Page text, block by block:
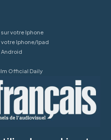
votre Iphone
votre Iphone/Ipad
Android
Official Daily